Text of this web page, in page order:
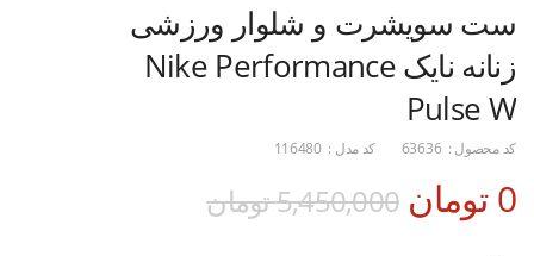
ست سویشرت و شلوار ورزشی
زنانه نایک Nike Performance
Pulse W
کد محصول : 63636 کد مدل : 116480
0 تومان 5,450,000 تومان